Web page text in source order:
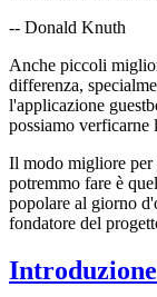
-- Donald Knuth
Anche piccoli
differenza,
l'applicazione
possiamo verficarne
Il modo migliore per
potremmo fare è
popolare al giorno
fondatore del